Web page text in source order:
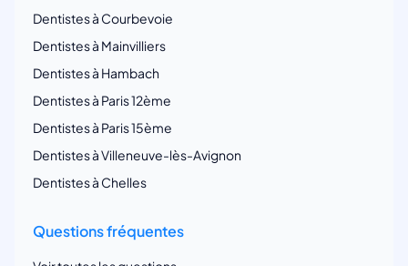
Dentistes à Courbevoie
Dentistes à Mainvilliers
Dentistes à Hambach
Dentistes à Paris 12ème
Dentistes à Paris 15ème
Dentistes à Villeneuve-lès-Avignon
Dentistes à Chelles
Questions fréquentes